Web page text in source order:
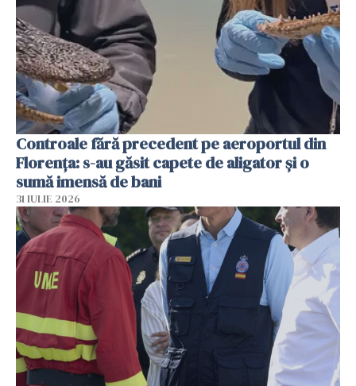
Controale fără precedent pe aeroportul din
Florența: s-au găsit capete de aligator și o
sumă imensă de bani
31 IULIE 2026